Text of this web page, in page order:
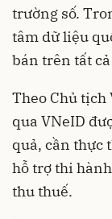
trường số.
tâm dữ liệu
bán trên tất
Theo Chủ tịch
qua VNeID
quả, cần thực
hỗ trợ thi
thu thuế.